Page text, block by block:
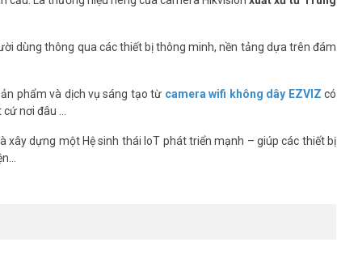
dẫn hôm nay! Tham khảo thêm thông tin tạiVu Hoang Telecom
dùng thông qua các thiết bị thông minh, nền tảng dựa trên đám
phẩm và dịch vụ sáng tạo từ camera wifi không dây EZVIZ có
nơi đâu …
xây dựng một Hệ sinh thái IoT phát triển mạnh – giúp các thiết bị